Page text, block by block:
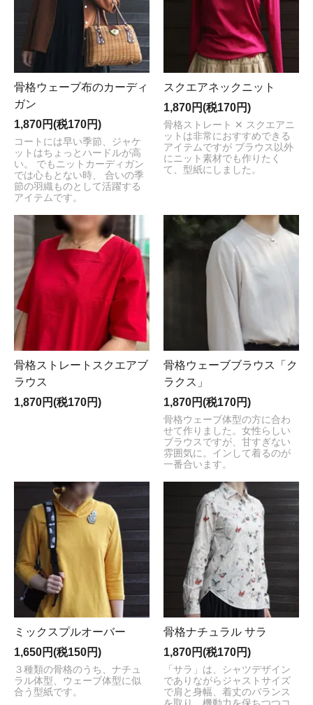
骨格ウェーブ布のカーディ
ガン
1,870円(税170円)
コートには早い季節、ジャケ
ットはちょっとハードルが高
い。 でもニットカーディガン
では心もとない時、 合いの季
節の羽織ものとして活躍する
アイテムです。
スクエアネックニット
1,870円(税170円)
骨格ストレート ✕ スクエアニ
ットは非常におすすめできる
アイテムですが ブラウス以外
にニット素材でも作りたく
て、型紙にしました。
骨格ストレートスクエアブ
ラウス
1,870円(税170円)
骨格ウェーブブラウス「ク
ラクス」
1,870円(税170円)
骨格ウェーブ体型の方に合わ
せて作りました。女性らしい
ブラウスですが、甘すぎない
雰囲気に。インして着るのが
一番合います。
ミックスプルオーバー
1,650円(税150円)
３種類の骨格のうち、ナチュ
ラル体型、ウェーブ体型に似
合う型紙です。
骨格ナチュラル サラ
1,870円(税170円)
「サラ」は、シャツデザイン
でありながらジャストサイズ
で肩と身幅、着丈のバランス